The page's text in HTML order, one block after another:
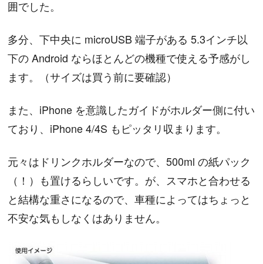
囲でした。
多分、下中央に microUSB 端子がある 5.3インチ以
下の Android ならほとんどの機種で使える予感がし
ます。（サイズは買う前に要確認）
また、iPhone を意識したガイドがホルダー側に付い
ており、iPhone 4/4S もピッタリ収まります。
元々はドリンクホルダーなので、500ml の紙パック
（！）も置けるらしいです。が、スマホと合わせる
と結構な重さになるので、車種によってはちょっと
不安な気もしなくはありません。